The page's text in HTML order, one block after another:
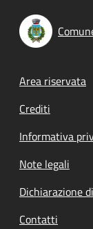
Footer
Area riservata
Crediti
Informativa
Note legali
Dichiarazione
Contatti